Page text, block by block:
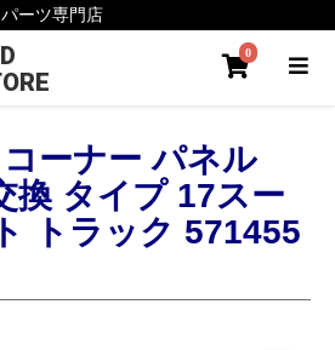
ーツ専門店
0
ーナー パネル
換 タイプ 17スー
トラック 571455